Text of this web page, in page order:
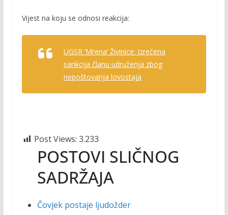
Vijest na koju se odnosi reakcija:
UGSR ‘Mrena’ Živinice: Izrečena
sankcija članu udruženja zbog
nepoštovanja lovostaja
Post Views: 3.233
POSTOVI SLIČNOG
SADRŽAJA
Čovjek postaje ljudožder